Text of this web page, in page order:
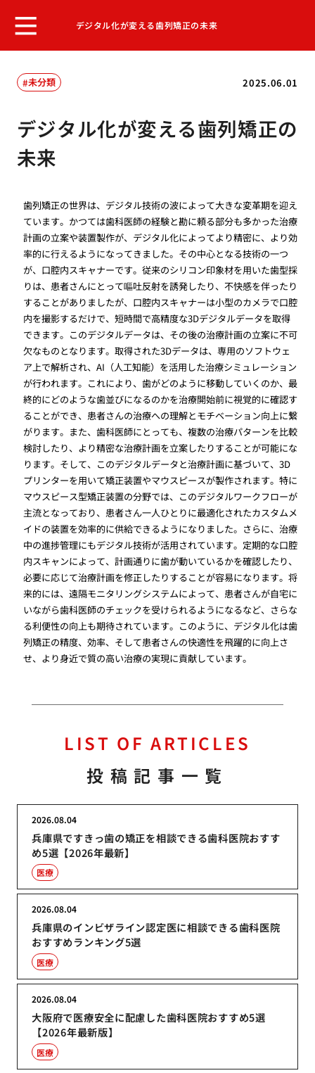
デジタル化が変える歯列矯正の未来
2025.06.01
未分類
デジタル化が変える歯列矯正の
未来
歯列矯正の世界は、デジタル技術の波によって大きな変革期を迎え
ています。かつては歯科医師の経験と勘に頼る部分も多かった治療
計画の立案や装置製作が、デジタル化によってより精密に、より効
率的に行えるようになってきました。その中心となる技術の一つ
が、口腔内スキャナーです。従来のシリコン印象材を用いた歯型採
りは、患者さんにとって嘔吐反射を誘発したり、不快感を伴ったり
することがありましたが、口腔内スキャナーは小型のカメラで口腔
内を撮影するだけで、短時間で高精度な3Dデジタルデータを取得
できます。このデジタルデータは、その後の治療計画の立案に不可
欠なものとなります。取得された3Dデータは、専用のソフトウェ
ア上で解析され、AI（人工知能）を活用した治療シミュレーション
が行われます。これにより、歯がどのように移動していくのか、最
終的にどのような歯並びになるのかを治療開始前に視覚的に確認す
ることができ、患者さんの治療への理解とモチベーション向上に繋
がります。また、歯科医師にとっても、複数の治療パターンを比較
検討したり、より精密な治療計画を立案したりすることが可能にな
ります。そして、このデジタルデータと治療計画に基づいて、3D
プリンターを用いて矯正装置やマウスピースが製作されます。特に
マウスピース型矯正装置の分野では、このデジタルワークフローが
主流となっており、患者さん一人ひとりに最適化されたカスタムメ
イドの装置を効率的に供給できるようになりました。さらに、治療
中の進捗管理にもデジタル技術が活用されています。定期的な口腔
内スキャンによって、計画通りに歯が動いているかを確認したり、
必要に応じて治療計画を修正したりすることが容易になります。将
来的には、遠隔モニタリングシステムによって、患者さんが自宅に
いながら歯科医師のチェックを受けられるようになるなど、さらな
る利便性の向上も期待されています。このように、デジタル化は歯
列矯正の精度、効率、そして患者さんの快適性を飛躍的に向上さ
せ、より身近で質の高い治療の実現に貢献しています。
LIST OF ARTICLES
投稿記事一覧
兵庫県ですきっ歯の矯正を相談できる歯科医院おすす
め5選【2026年最新】
2026.08.04
医療
兵庫県のインビザライン認定医に相談できる歯科医院
おすすめランキング5選
2026.08.04
医療
大阪府で医療安全に配慮した歯科医院おすすめ5選
【2026年最新版】
2026.08.04
医療